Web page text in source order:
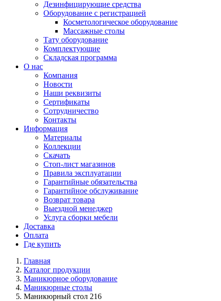
Дезинфицирующие средства
Оборудование с регистрацией
Косметологическое оборудование
Массажные столы
Тату оборудование
Комплектующие
Складская программа
О нас
Компания
Новости
Наши реквизиты
Сертификаты
Сотрудничество
Контакты
Информация
Материалы
Коллекции
Скачать
Стоп-лист магазинов
Правила эксплуатации
Гарантийные обязательства
Гарантийное обслуживание
Возврат товара
Выездной менеджер
Услуга сборки мебели
Доставка
Оплата
Где купить
Главная
Каталог продукции
Маникюрное оборудование
Маникюрные столы
Маникюрный стол 216